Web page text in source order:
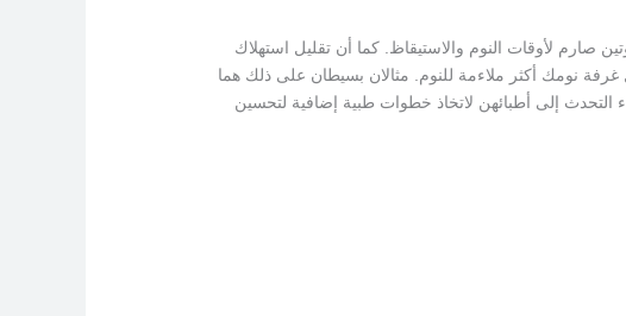
لأوقات النوم والاستيقاظ. كما أن تقليل استهلاك
نومك أكثر ملاءمة للنوم. مثالان بسيطان على ذلك هما
إلى أطبائهن لاتخاذ خطوات طبية إضافية لتحسين